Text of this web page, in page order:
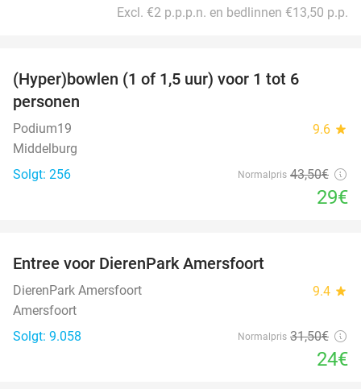
Excl. €2 p.p.p.n. en bedlinnen €13,50 p.p.
(Hyper)bowlen (1 of 1,5 uur) voor 1 tot 6
personen
Podium19 9.6 star
Middelburg
Solgt: 256
Normalpris 43,50€
29€
Entree voor DierenPark Amersfoort
DierenPark Amersfoort 9.4 star
Amersfoort
Solgt: 9.058
Normalpris 31,50€
24€